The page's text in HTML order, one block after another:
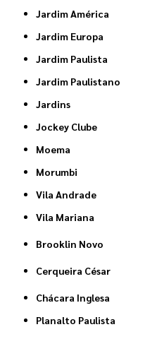
Jardim América
Jardim Europa
Jardim Paulista
Jardim Paulistano
Jardins
Jockey Clube
Moema
Morumbi
Vila Andrade
Vila Mariana
Brooklin Novo
Cerqueira César
Chácara Inglesa
Planalto Paulista